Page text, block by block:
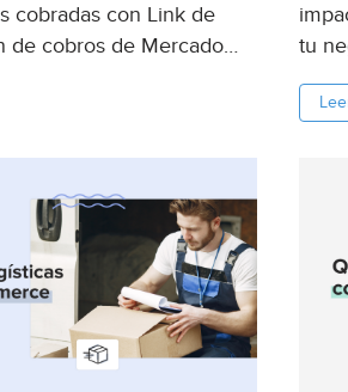
cobradas con Link de
de cobros de Mercado
de compra de
tu
tu